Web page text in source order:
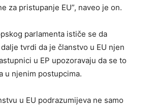
za pristupanje EU”, naveo je on.
parlamenta ističe se da
tvrdi da je članstvo u EU njen
u EP upozoravaju da se to
u njenim postupcima.
u EU podrazumijeva ne samo